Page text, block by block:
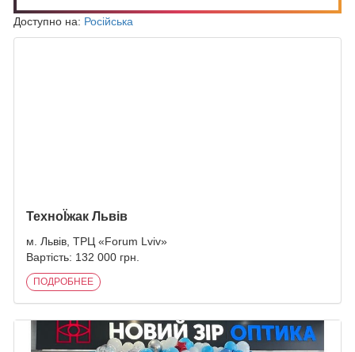
Доступно на: Російська
ТехноЇжак Львів
м. Львів, ТРЦ «Forum Lviv»
Вартість: 132 000 грн.
ПОДРОБНЕЕ